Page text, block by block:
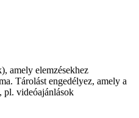
amely elemzésekhez
Tárolást engedélyez, amely a
pl. videóajánlások